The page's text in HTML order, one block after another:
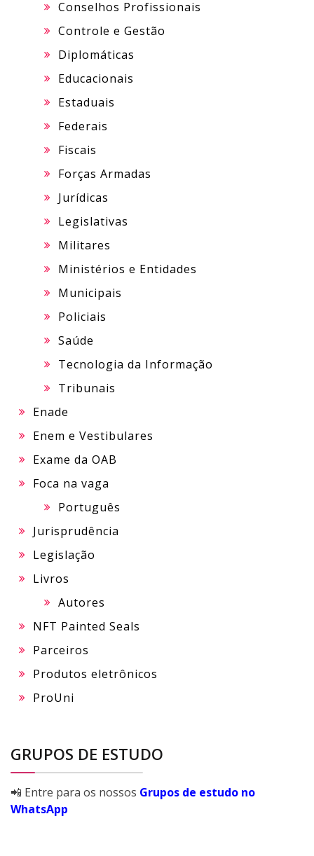
Conselhos Profissionais
Controle e Gestão
Diplomáticas
Educacionais
Estaduais
Federais
Fiscais
Forças Armadas
Jurídicas
Legislativas
Militares
Ministérios e Entidades
Municipais
Policiais
Saúde
Tecnologia da Informação
Tribunais
Enade
Enem e Vestibulares
Exame da OAB
Foca na vaga
Português
Jurisprudência
Legislação
Livros
Autores
NFT Painted Seals
Parceiros
Produtos eletrônicos
ProUni
GRUPOS DE ESTUDO
📲 Entre para os nossos Grupos de estudo no
WhatsApp